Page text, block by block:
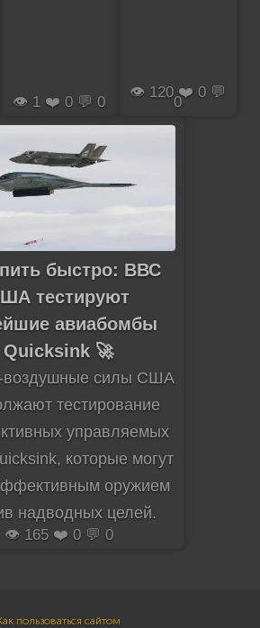
👁️ 1 ❤️ 0 💬 0
👁️ 120 ❤️ 0 💬
0
быстро: ВВС
тестируют
авиабомбы
Quicksink 🚀
воздушные силы США
тестирование
управляемых
которые могут
оружием
надводных целей.
👁️ 165 ❤️ 0 💬 0
пользоваться сайтом